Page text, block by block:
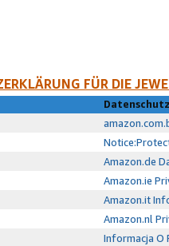
FÜR DIE
Amazon.de
Amazon.ie
Amazon.it
Amazon.nl
Informacja O